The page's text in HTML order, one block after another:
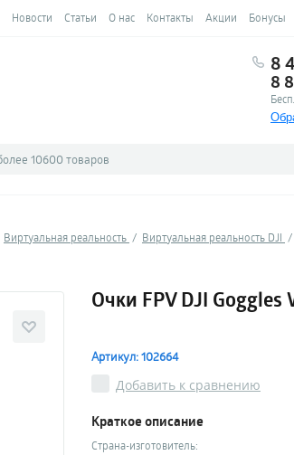
Новости Статьи О нас Контакты Акции Бонусы
8
8
Виртуальная реальность Виртуальная реальность DJI
Очки FPV DJI Goggles
Артикул: 102664
Добавить к сравнению
Краткое описание
Страна-изготовитель: